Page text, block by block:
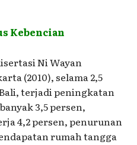
Kebencian
Ni Wayan
(2010), selama 2,5
terjadi peningkatan
3,5 persen,
4,2 persen, penurunan
rumah tangga